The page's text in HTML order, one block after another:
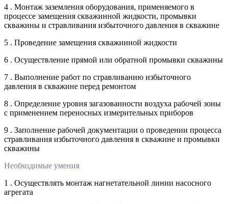
4 . Монтаж заземления оборудования, применяемого в
процессе замещения скважинной жидкости, промывки
скважины и стравливания избыточного давления в скважине
5 . Проведение замещения скважинной жидкости
6 . Осуществление прямой или обратной промывки скважины
7 . Выполнение работ по стравливанию избыточного
давления в скважине перед ремонтом
8 . Определение уровня загазованности воздуха рабочей зоны
с применением переносных измерительных приборов
9 . Заполнение рабочей документации о проведении процесса
стравливания избыточного давления в скважине и промывки
скважины
Необходимые умения
1 . Осуществлять монтаж нагнетательной линии насосного
агрегата